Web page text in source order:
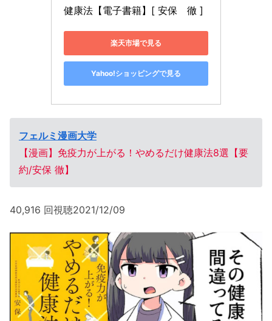
健康法【電子書籍】[ 安保　徹 ]
楽天市場で見る
Yahoo!ショッピングで見る
フェルミ漫画大学
【漫画】免疫力が上がる！やめるだけ健康法8選【要
約/安保 徹】
40,916 回視聴2021/12/09